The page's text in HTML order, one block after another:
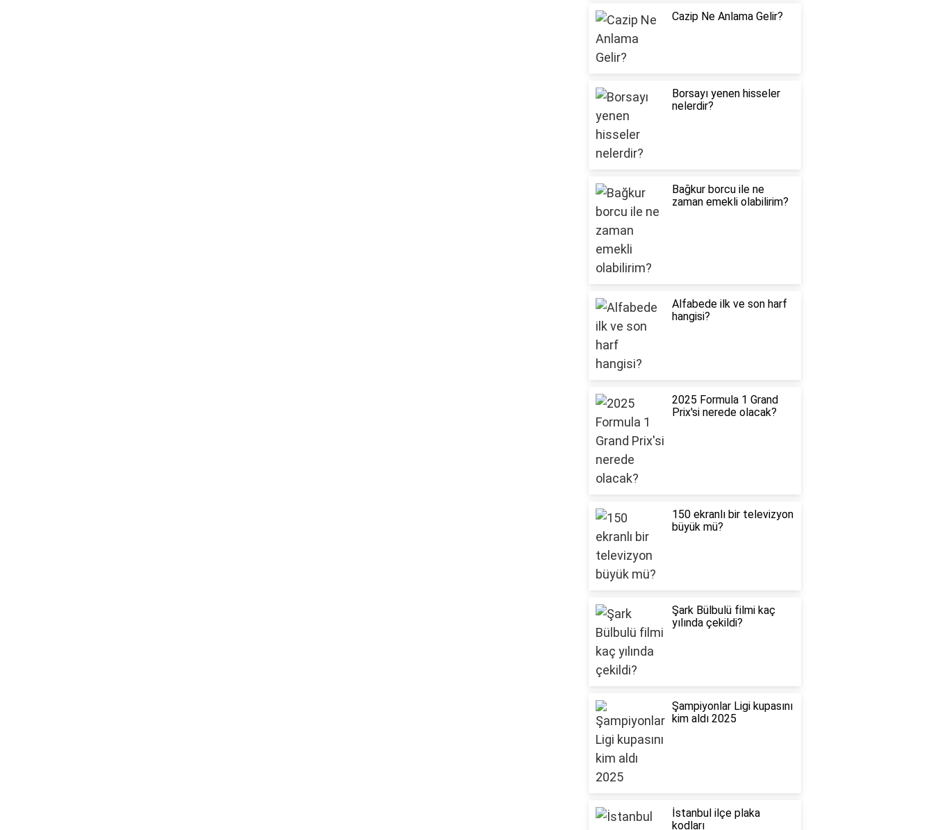
Cazip Ne Anlama Gelir?
Borsayı yenen hisseler
nelerdir?
Bağkur borcu ile ne
zaman emekli olabilirim?
Alfabede ilk ve son harf
hangisi?
2025 Formula 1 Grand
Prix'si nerede olacak?
150 ekranlı bir televizyon
büyük mü?
Şark Bülbulü filmi kaç
yılında çekildi?
Şampiyonlar Ligi kupasını
kim aldı 2025
İstanbul ilçe plaka
kodları